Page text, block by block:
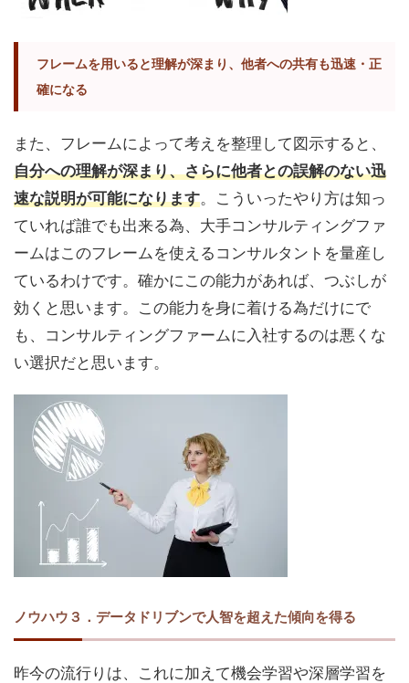
フレームを用いると理解が深まり、他者への共有も迅速・正
確になる
また、フレームによって考えを整理して図示すると、
自分への理解が深まり、さらに他者との誤解のない迅
速な説明が可能になります。こういったやり方は知っ
ていれば誰でも出来る為、大手コンサルティングファ
ームはこのフレームを使えるコンサルタントを量産し
ているわけです。確かにこの能力があれば、つぶしが
効くと思います。この能力を身に着ける為だけにで
も、コンサルティングファームに入社するのは悪くな
い選択だと思います。
ノウハウ３．データドリブンで人智を超えた傾向を得る
昨今の流行りは、これに加えて機会学習や深層学習を